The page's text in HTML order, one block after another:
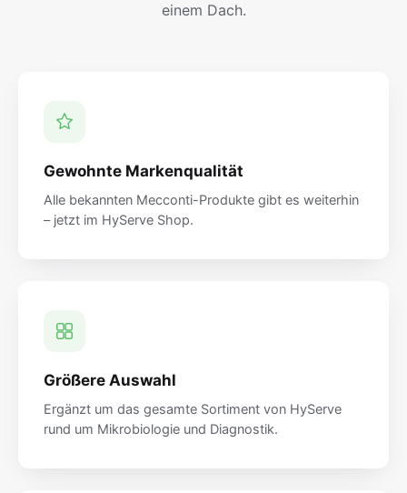
einem Dach.
Gewohnte Markenqualität
Alle bekannten Mecconti-Produkte gibt es weiterhin
– jetzt im HyServe Shop.
Größere Auswahl
Ergänzt um das gesamte Sortiment von HyServe
rund um Mikrobiologie und Diagnostik.